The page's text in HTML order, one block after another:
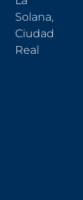
Solana,
Ciudad
Real